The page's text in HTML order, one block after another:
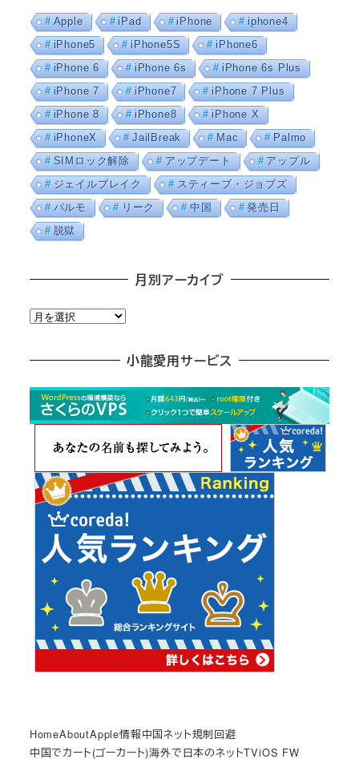
Apple iPad iPhone
iphone4
iPhone5
iPhone5S
iPhone6
iPhone 6
iPhone 6s
iPhone 6s Plus
iPhone 7
iPhone7
iPhone 7 Plus
iPhone 8
iPhone8
iPhone X
iPhoneX
JailBreak Mac
Palmo
SIMロック解除
アップデート
アップル
ジェイルブレイク
スティーブ・ジョブズ
パルモ
リーク 中国
発売日
脱獄
月別アーカイブ
月
カ
小龍愛用サービス
HomeAboutApple情報中国ネット規制回避
中国でカート(ゴーカート)海外で日本のネットTViOS FW